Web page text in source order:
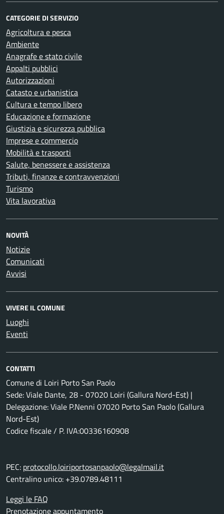
CATEGORIE DI SERVIZIO
Agricoltura e pesca
Ambiente
Anagrafe e stato civile
Appalti pubblici
Autorizzazioni
Catasto e urbanistica
Cultura e tempo libero
Educazione e formazione
Giustizia e sicurezza pubblica
Imprese e commercio
Mobilità e trasporti
Salute, benessere e assistenza
Tributi, finanze e contravvenzioni
Turismo
Vita lavorativa
NOVITÀ
Notizie
Comunicati
Avvisi
VIVERE IL COMUNE
Luoghi
Eventi
CONTATTI
Comune di Loiri Porto San Paolo
Sede: Viale Dante, 28 - 07020 Loiri (Gallura Nord-Est) |
Delegazione: Viale P.Nenni 07020 Porto San Paolo (Gallura
Nord-Est)
Codice fiscale / P. IVA:00336160908
PEC: protocollo.loiriportosanpaolo@legalmail.it
Centralino unico: +39.0789.48111
Leggi le FAQ
Prenotazione appuntamento